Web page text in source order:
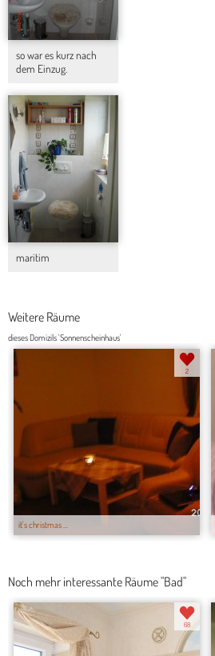
so war es kurz nach
dem Einzug.
maritim
Weitere Räume
dieses Domizils 'Sonnenscheinhaus'
it's christmas ...
2
Noch mehr interessante Räume "Bad"
68